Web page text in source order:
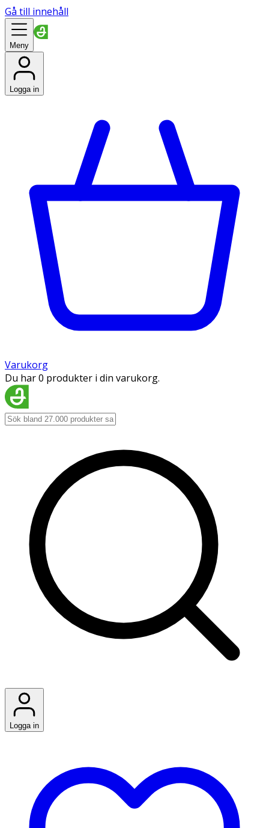
Gå till innehåll
Meny
Logga in
Varukorg
Du har 0 produkter i din varukorg.
Logga in